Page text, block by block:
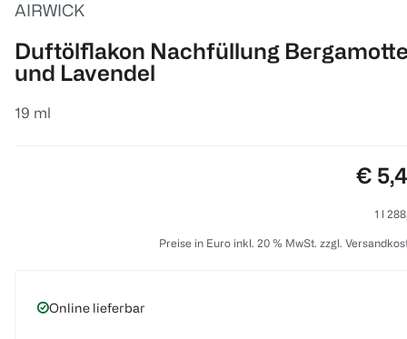
AIRWICK
Duftölflakon Nachfüllung
und Lavendel
19 ml
€
1 l
Preise in Euro inkl. 20 % MwSt. zzgl.
Online lieferbar